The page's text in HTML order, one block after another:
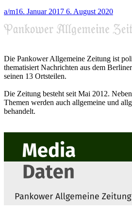
a/m16. Januar 2017 6. August 2020
Die Pankower Allgemeine Zeitung ist
thematisiert Nachrichten aus dem
seinen 13 Ortsteilen.
Die Zeitung besteht seit Mai 2012.
Themen werden auch allgemeine und
behandelt.